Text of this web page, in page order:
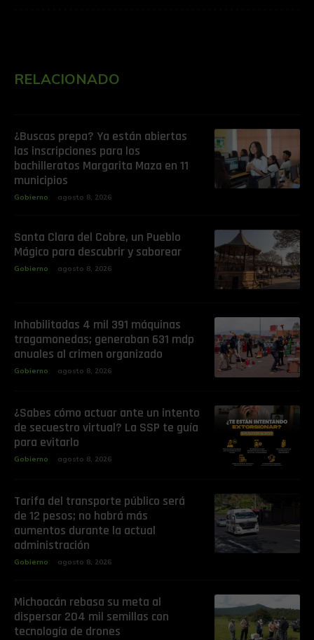
RELACIONADO
¿Buscas prepa? Ya están abiertas
las inscripciones para los
bachilleratos Margarita Maza en 11
municipios
Gobierno agosto 8, 2026
Santa Clara del Cobre, un Pueblo
Mágico para descubrir y saborear
Gobierno agosto 8, 2026
Inhabilitadas 4 mil 391 máquinas
tragamonedas; generaban 631 mdp
anuales al crimen organizado
Gobierno agosto 8, 2026
¿Sabes cómo actuar ante un intento
de secuestro virtual? La SSP te guía
para evitarlo
Gobierno agosto 8, 2026
Tarifa del transporte público será
de 12 pesos; no habrá más
aumentos durante la actual
administración
Gobierno agosto 8, 2026
Michoacán rebasa su meta al
dispersar 204 mil semillas con
tecnología de drones